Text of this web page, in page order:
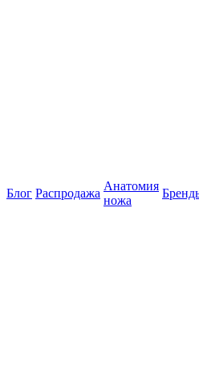
Блог Распродажа
Анатомия
ножа